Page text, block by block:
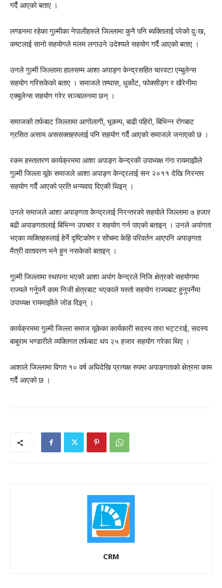
गर्दै आएको बताए ।
लण्डनमा रहेका गुल्मीका नेपालीहरुले जिल्लामा कुनै पनि ब्यक्तिलाई परेको दुःख,
कष्टलाई सानो सहयोगले मलम लगाउने उदेश्यले सहयोग गर्दै आएको बताए ।
उनले गुल्मी जिल्लामा हालसम्म आशा अपाङ्ग केन्द्रसहित चारवटा एम्बुलेन्स
सहयोग गरिसकेको बताए । समाजले तम्घास, धुर्कोट, फोक्सीङ्ग र खैरेनीमा
एक्बुलेन्स सहयोग गरेर सञ्चालनमा छन् ।
समाजको तर्फबाट जिल्लामा आगोलागी, भूकम्प, बाढी पहिरो, बिभिन्न रोगबाट
ग्रसित असाय अससक्तहरुलाई पनि सहयोग गर्दै आएको समाजले जनाएको छ ।
रकम हस्तातरण कार्यक्रममा आशा अपाङ्ग केन्द्रकी उपाध्यक्ष गंगा रायमाझीले
गुल्मी जिल्ला यूके समाजले आशा अपाङ्ग केन्द्रलाई सन २०११ देखि निरन्तर
सहयोग गर्दै आएको प्रति धन्यवाद दिएकी थिइन् ।
उनले समाजले आशा अपाङ्गता केन्द्रलाई निरन्तरको सहयोले जिल्लामा ७ हजार
बढी अपाङगतालाई बिभिन्न उपचार र सहयोग गर्न पाएको बताइन् । उनले अपांगता
भएका व्यक्तिहरुलाई हेर्ने दृष्टिकोण र सोंचमा केहि परिवर्तन आएपनि अपाङ्गता
मैत्री वातावरण भने हुन नसकेको बताइन् ।
गुल्मी जिल्लामा स्थापना भएको आशा अपांग केन्द्रले निजि क्षेत्रको सहयोगमा
राज्यले गर्नुपर्ने काम निजी क्षेत्रबाट भएकाले यस्तो सहयोग राज्यबाट हुनुपर्नेमा
उपाध्यक्ष रायमाझीले जोड दिइन् ।
कार्यक्रममा गुल्मी जिल्ला समाज यूकेका कार्यकारी सदस्य तारा भट्टराई, सदस्य
बाबुराम भण्डारीले व्यक्तिगत तर्फबाट थप २५ हजार सहयोग गरेका थिए ।
आशाले जिल्लामा विगत १० वर्ष अघिदेखि प्रत्यक्ष रुपमा अपाङगताको क्षेत्रमा काम
गर्दै आएको छ ।
CRM